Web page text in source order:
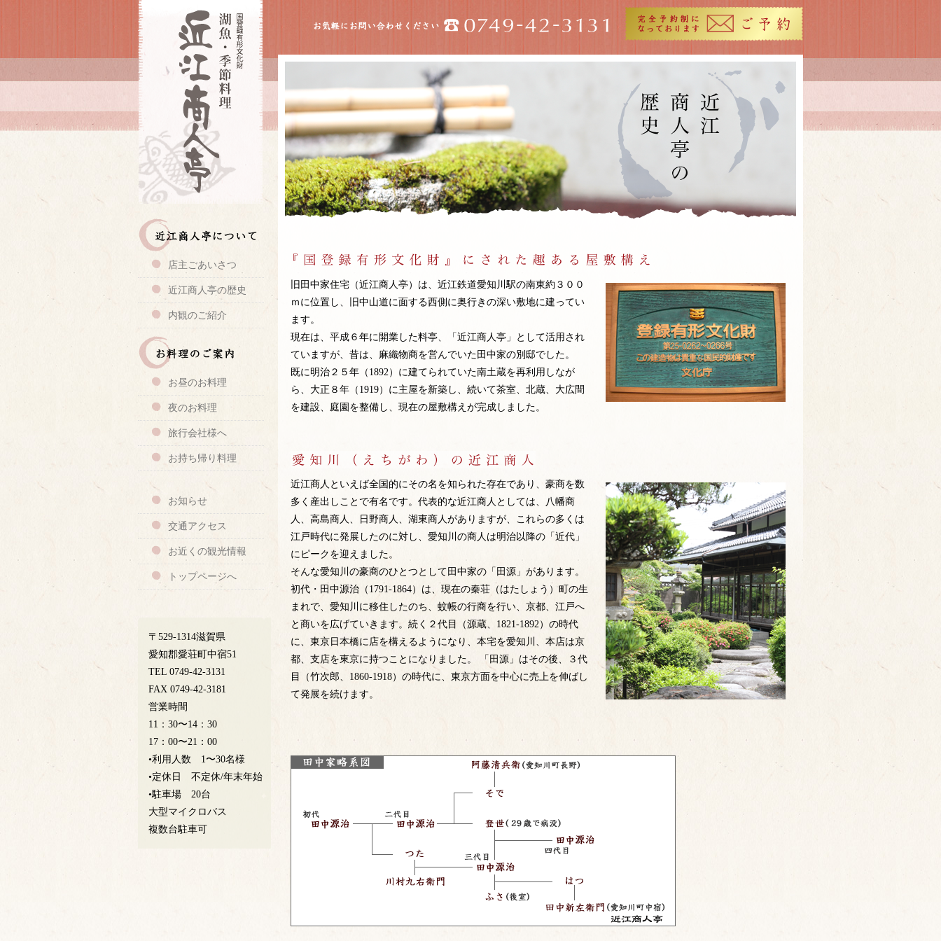
旧田中家住宅（近江商人亭）は、近江鉄道愛知川駅の南東約３００
ｍに位置し、旧中山道に面する西側に奥行きの深い敷地に建ってい
ます。
現在は、平成６年に開業した料亭、「近江商人亭」として活用され
ていますが、昔は、麻織物商を営んでいた田中家の別邸でした。
既に明治２５年（1892）に建てられていた南土蔵を再利用しなが
ら、大正８年（1919）に主屋を新築し、続いて茶室、北蔵、大広間
を建設、庭園を整備し、現在の屋敷構えが完成しました。
近江商人といえば全国的にその名を知られた存在であり、豪商を数
多く産出しことで有名です。代表的な近江商人としては、八幡商
人、高島商人、日野商人、湖東商人がありますが、これらの多くは
江戸時代に発展したのに対し、愛知川の商人は明治以降の「近代」
にピークを迎えました。
そんな愛知川の豪商のひとつとして田中家の「田源」があります。
初代・田中源治（1791-1864）は、現在の秦荘（はたしょう）町の生
まれで、愛知川に移住したのち、蚊帳の行商を行い、京都、江戸へ
と商いを広げていきます。続く２代目（源蔵、1821-1892）の時代
に、東京日本橋に店を構えるようになり、本宅を愛知川、本店は京
都、支店を東京に持つことになりました。 「田源」はその後、３代
目（竹次郎、1860-1918）の時代に、東京方面を中心に売上を伸ばし
て発展を続けます。
店主ごあいさつ
近江商人亭の歴史
内観のご紹介
お昼のお料理
夜のお料理
旅行会社様へ
お持ち帰り料理
お知らせ
交通アクセス
お近くの観光情報
トップページへ
〒529-1314滋賀県
愛知郡愛荘町中宿51
TEL 0749-42-3131
FAX 0749-42-3181
営業時間
11：30〜14：30
17：00〜21：00
•利用人数 1〜30名様
•定休日 不定休/年末年始
•駐車場 20台
大型マイクロバス
複数台駐車可